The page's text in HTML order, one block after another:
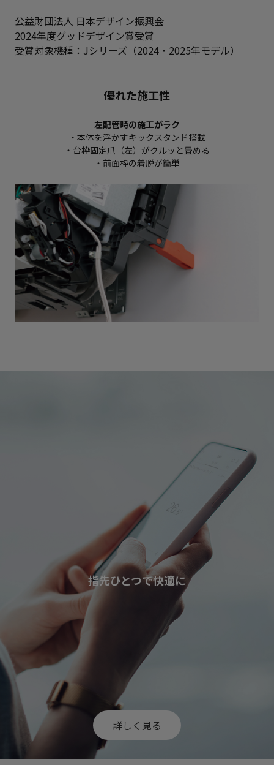
公益財団法人 日本デザイン振興会
2024年度グッドデザイン賞受賞
受賞対象機種：Jシリーズ（2024・2025年モデル）
優れた施工性
左配管時の施工がラク
・本体を浮かすキックスタンド搭載
・台枠固定爪（左）がクルッと畳める
・前面枠の着脱が簡単
指先ひとつで快適に
詳しく見る